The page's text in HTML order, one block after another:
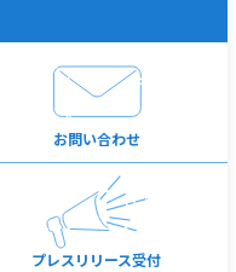
お問い合わせ
プレスリリース受付